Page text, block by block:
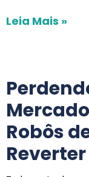
Leia Mais »
Robôs